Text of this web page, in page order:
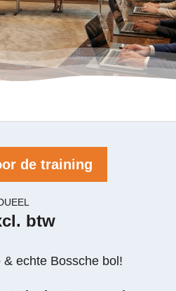
de training
btw
& echte Bossche bol!